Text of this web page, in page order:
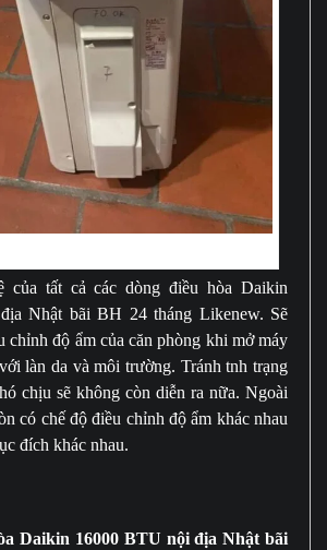
của tất cả các dòng điều hòa Daikin
Nhật bãi BH 24 tháng Likenew. Sẽ
chỉnh độ ẩm của căn phòng khi mở máy
làn da và môi trường. Tránh tnh trạng
chịu sẽ không còn diễn ra nữa. Ngoài
có chế độ điều chỉnh độ ẩm khác nhau
đích khác nhau.
Daikin 16000 BTU nội địa Nhật bãi